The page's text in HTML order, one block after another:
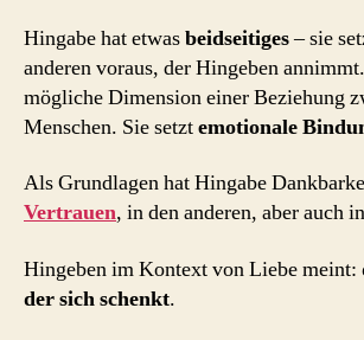
Hingabe hat etwasbeidseitiges– sie
anderen voraus, der Hingeben
mögliche Dimension einer Beziehung
Menschen. Sie setztemotionale
Als Grundlagen hat Hingabe
Vertrauen, in den anderen, aber auch
Hingeben im Kontext von Liebe meint:
der sich schenkt.